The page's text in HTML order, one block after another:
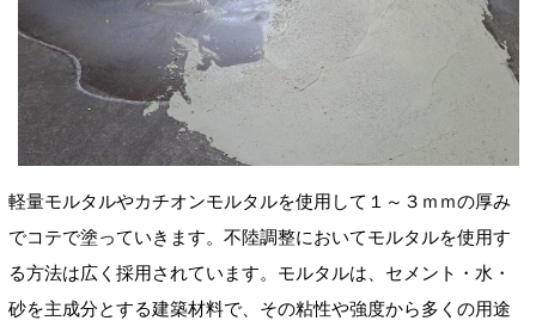
軽量モルタルやカチオンモルタルを使用して１～３ｍｍの厚み
でコテで塗っていきます。不陸調整においてモルタルを使用す
る方法は広く採用されています。モルタルは、セメント・水・
砂を主成分とする建築材料で、その粘性や強度から多くの用途